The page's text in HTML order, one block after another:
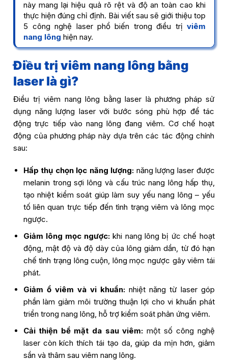
này mang lại hiệu quả rõ rệt và độ an toàn cao khi
thực hiện đúng chỉ định. Bài viết sau sẽ giới thiệu top
5 công nghệ laser phổ biến trong điều trịviêm
nang lông hiện nay.
Điều trị viêm nang lông bằng
laser là gì?
Điều trị viêm nang lông bằng laser là phương pháp sử
dụng năng lượng laser với bước sóng phù hợp để tác
động trực tiếp vào nang lông đang viêm. Cơ chế hoạt
động của phương pháp này dựa trên các tác động chính
sau:
Hấp thụ chọn lọc năng lượng: năng lượng laser được
melanin trong sợi lông và cấu trúc nang lông hấp thụ,
tạo nhiệt kiểm soát giúp làm suy yếu nang lông – yếu
tố liên quan trực tiếp đến tình trạng viêm và lông mọc
ngược.
Giảm lông mọc ngược:khi nang lông bị ức chế hoạt
động, mật độ và độ dày của lông giảm dần, từ đó hạn
chế tình trạng lông cuộn, lông mọc ngược gây viêm tái
phát.
Giảm ổ viêm và vi khuẩn:nhiệt năng từ laser góp
phần làm giảm môi trường thuận lợi cho vi khuẩn phát
triển trong nang lông, hỗ trợ kiểm soát phản ứng viêm.
Cải thiện bề mặt da sau viêm: một số công nghệ
laser còn kích thích tái tạo da, giúp da mịn hơn, giảm
sần và thâm sau viêm nang lông.